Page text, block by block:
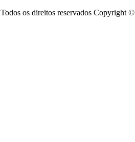
Todos os direitos reservados Copyright